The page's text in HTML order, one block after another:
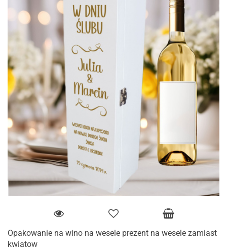
Opakowanie na wino na wesele prezent na wesele zamiast
kwiatow